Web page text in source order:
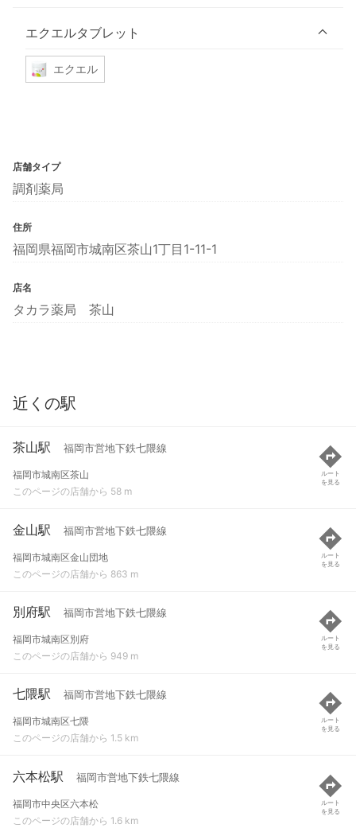
エクエルタブレット
エクエル
店舗タイプ
調剤薬局
住所
福岡県福岡市城南区茶山1丁目1-11-1
店名
タカラ薬局 茶山
近くの駅
茶山駅 福岡市営地下鉄七隈線
福岡市城南区茶山
このページの店舗から 58 m
ルート
を見る
金山駅 福岡市営地下鉄七隈線
福岡市城南区金山団地
このページの店舗から 863 m
ルート
を見る
別府駅 福岡市営地下鉄七隈線
福岡市城南区別府
このページの店舗から 949 m
ルート
を見る
七隈駅 福岡市営地下鉄七隈線
福岡市城南区七隈
このページの店舗から 1.5 km
ルート
を見る
六本松駅 福岡市営地下鉄七隈線
福岡市中央区六本松
このページの店舗から 1.6 km
ルート
を見る